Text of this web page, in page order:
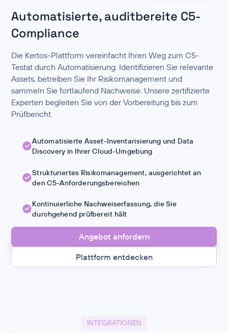
Automatisierte, auditbereite C5-
Compliance
Die Kertos-Plattform vereinfacht Ihren Weg zum C5-
Testat durch Automatisierung. Identifizieren Sie relevante
Assets, betreiben Sie Ihr Risikomanagement und
sammeln Sie fortlaufend Nachweise. Unsere zertifizierte
Experten begleiten Sie von der Vorbereitung bis zum
Prüfbericht.
Automatisierte Asset-Inventarisierung und Data
Discovery in Ihrer Cloud-Umgebung
Strukturiertes Risikomanagement, ausgerichtet an
den C5-Anforderungsbereichen
Kontinuierliche Nachweiserfassung, die Sie
durchgehend prüfbereit hält
Angebot anfordern
Plattform entdecken
INTEGRATIONEN